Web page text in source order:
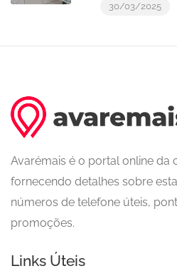
30/03/2025
Avarémais é o portal online da
fornecendo detalhes sobre
números de telefone úteis,
promoções.
Links Úteis